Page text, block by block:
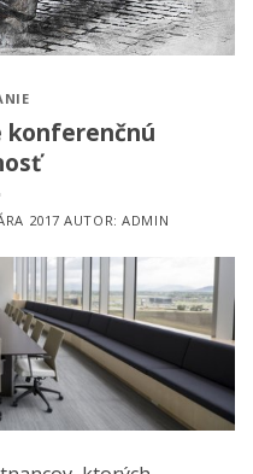
konferenčnú
2017 AUTOR:ADMIN